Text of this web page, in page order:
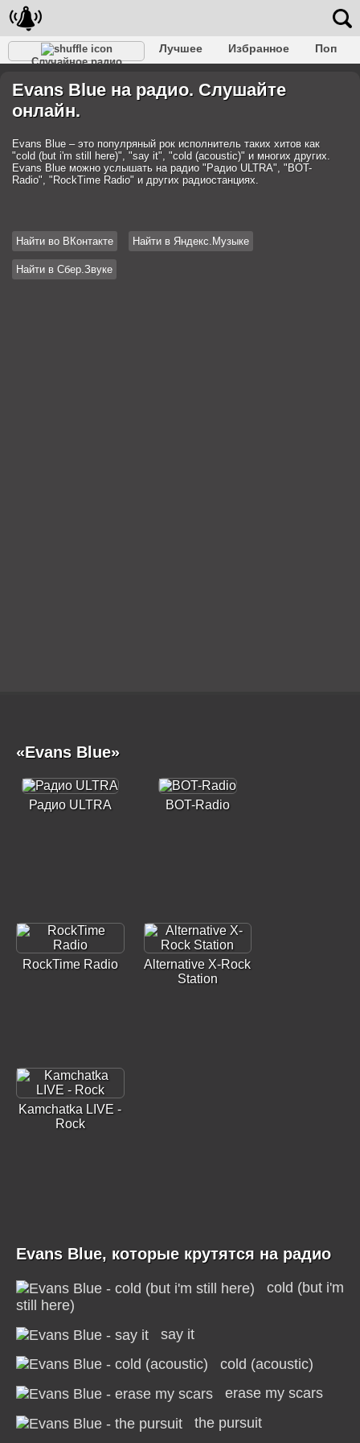
Случайное радио
Лучшее Избранное
Поп
Разговорное
Рэп Транс Дип-хаус
Джаз
Детское
Evans Blue на радио. Слушайте
онлайн.
Evans Blue – это популряный рок исполнитель таких хитов как
"cold (but i'm still here)", "say it", "cold (acoustic)" и многих других.
Evans Blue можно услышать на радио "Радио ULTRA", "BOT-
Radio", "RockTime Radio" и других радиостанциях.
Найти во ВКонтакте Найти в Яндекс.Музыке
Найти в Сбер.Звуке
«Evans Blue»
Радио ULTRA BOT-Radio
RockTime Radio
Alternative X-Rock
Station
Kamchatka LIVE -
Rock
Evans Blue, которые крутятся на радио
cold (but i'm
still here)
say it
cold (acoustic)
erase my scars
the pursuit